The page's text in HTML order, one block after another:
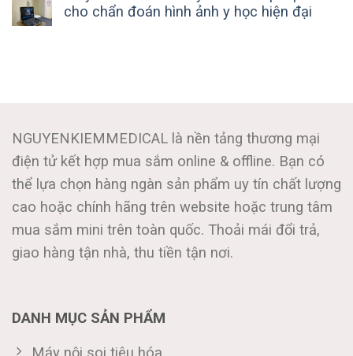
cho chẩn đoán hình ảnh y học hiện đại
NGUYENKIEMMEDICAL là nền tảng thương mại
điện tử kết hợp mua sắm online & offline. Bạn có
thể lựa chọn hàng ngàn sản phẩm uy tín chất lượng
cao hoặc chính hãng trên website hoặc trung tâm
mua sắm mini trên toàn quốc. Thoải mái đổi trả,
giao hàng tận nhà, thu tiền tận nơi.
DANH MỤC SẢN PHẨM
Máy nội soi tiêu hóa